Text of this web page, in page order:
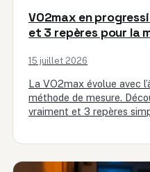
VO2max en
et 3 repères pour la
15 juillet 2026
La VO2max évolue avec
méthode de mesure.
vraiment et 3 repères